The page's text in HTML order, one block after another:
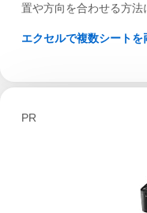
置や方向を合わせる方法
エクセルで複数シート
PR